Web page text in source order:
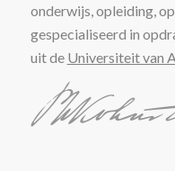
onderwijs, opleiding,
gespecialiseerd in
uit de Universiteit van